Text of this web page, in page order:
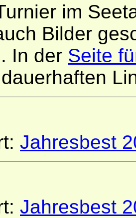
im
Bilder
In der Seite
Jahresbest
Jahresbest